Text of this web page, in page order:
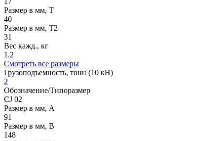
Размер в мм, Т
40
Размер в мм, Т2
31
Вес кажд., кг
1.2
Смотреть все размеры
Грузоподъемность, тонн (10 кН)
2
Обозначение/Типоразмер
CJ 02
Размер в мм, A
91
Размер в мм, В
148